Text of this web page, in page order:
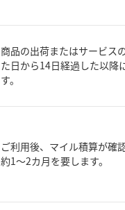
商品の出荷またはサービス
た日から14日経過した以降
す。
ご利用後、マイル積算が確
約1～2カ月を要します。